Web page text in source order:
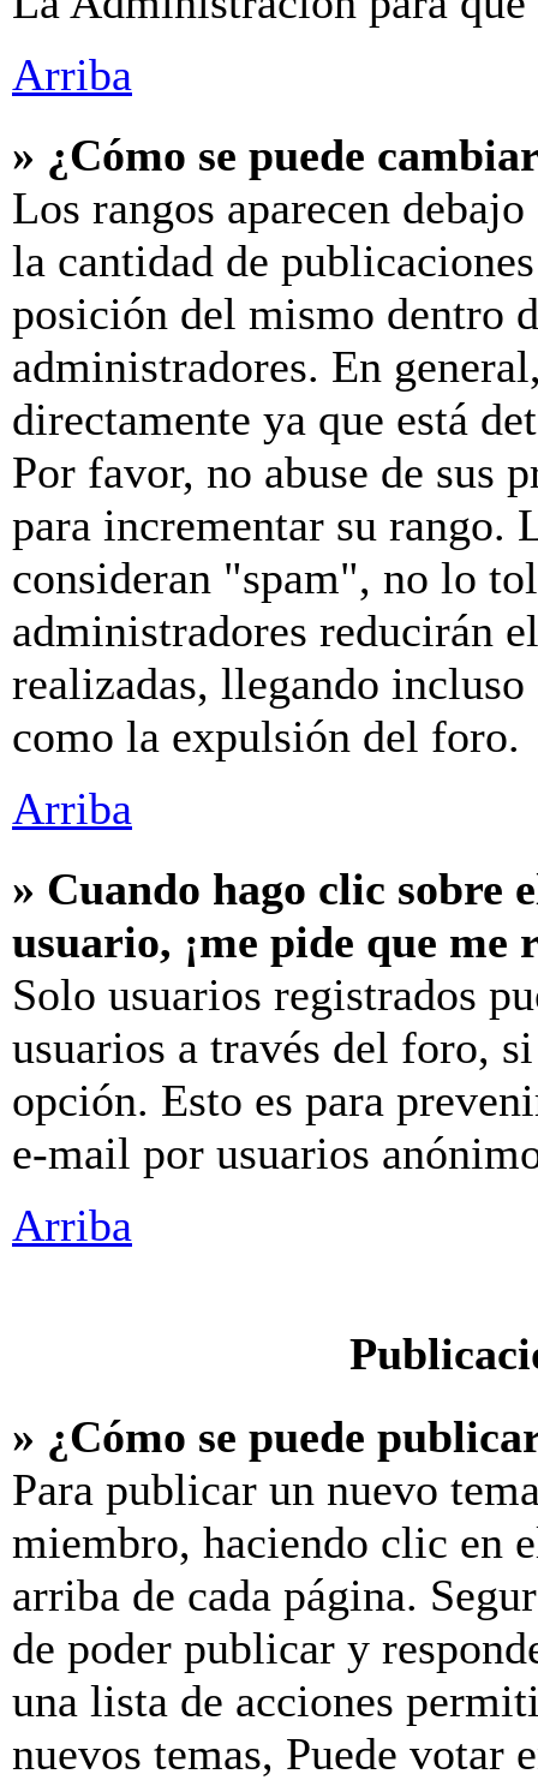
Arriba
» ¿Cómo se puede
Los rangos aparecen
la cantidad de
posición del mismo dentro
administradores. En
directamente ya que está
Por favor, no abuse de sus
para incrementar su rango.
consideran "spam", no lo
administradores reducirán
realizadas, llegando
como la expulsión del foro.
Arriba
» Cuando hago clic sobre
usuario, ¡me pide que me
Solo usuarios registrados
usuarios a través del foro,
opción. Esto es para
e-mail por usuarios
Arriba
» ¿Cómo se puede
Para publicar un nuevo
miembro, haciendo clic en
arriba de cada página.
de poder publicar y
una lista de acciones
nuevos temas, Puede votar